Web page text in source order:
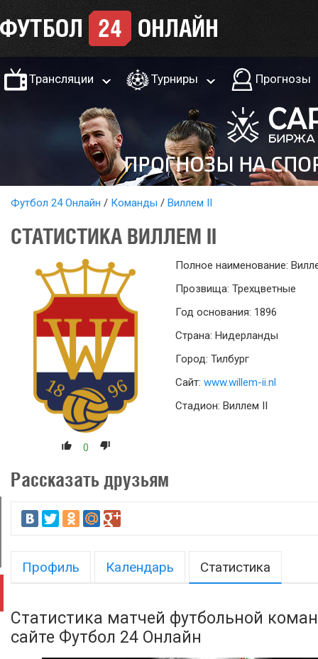
Трансляции Турниры Прогнозы
Футбол 24 Онлайн Команды Виллем II
СТАТИСТИКА ВИЛЛЕМ II
0
Полное наименование:
Прозвища: Трехцветные
Год основания: 1896
Страна: Нидерланды
Город: Тилбург
Сайт: www.willem-ii.nl
Стадион: Виллем II
Рассказать друзьям
Профиль Календарь Статистика
Статистика матчей футбольной
сайте Футбол 24 Онлайн